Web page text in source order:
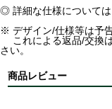
◎ 詳細な仕様については
※ デザイン/仕様等は予
これによる返品/交換
さい。
商品レビュー